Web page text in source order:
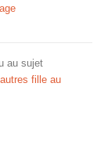
au sujet
fille au